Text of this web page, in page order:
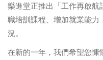
樂進堂正推出「工作再啟
職培訓課程、增加就業能
況。
在新的一年，我們希望您